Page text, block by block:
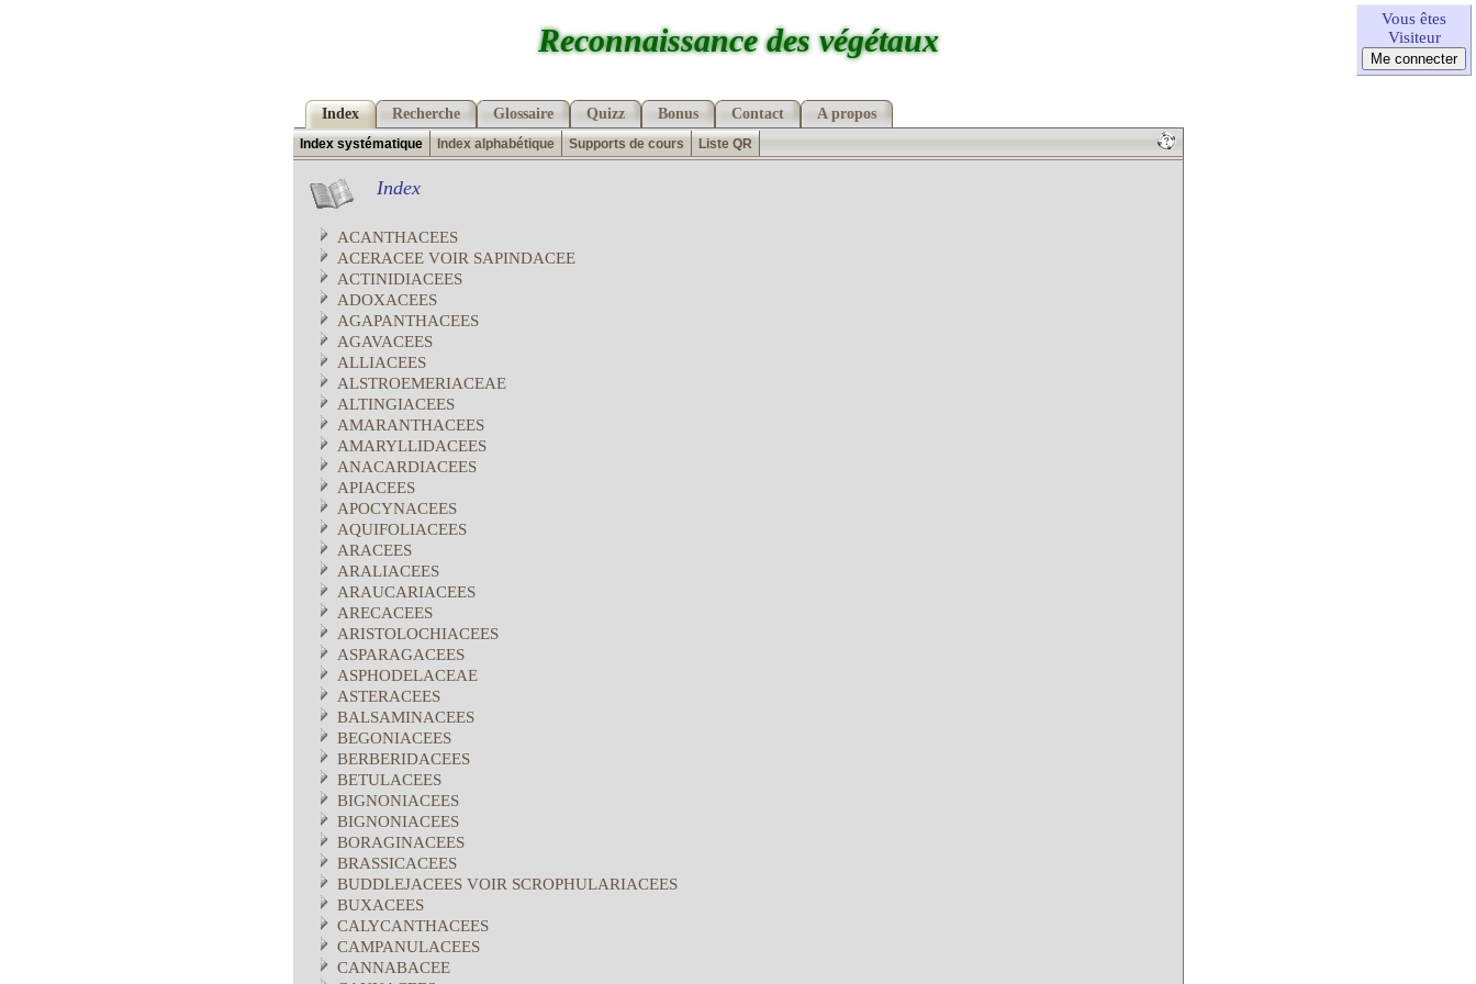
Vous êtes
Visiteur
Reconnaissance des végétaux
Index Recherche Glossaire Quizz Bonus Contact A propos
Index systématique Index alphabétique Supports de cours Liste QR
Index
ACANTHACEES
ACERACEE VOIR SAPINDACEE
ACTINIDIACEES
ADOXACEES
AGAPANTHACEES
AGAVACEES
ALLIACEES
ALSTROEMERIACEAE
ALTINGIACEES
AMARANTHACEES
AMARYLLIDACEES
ANACARDIACEES
APIACEES
APOCYNACEES
AQUIFOLIACEES
ARACEES
ARALIACEES
ARAUCARIACEES
ARECACEES
ARISTOLOCHIACEES
ASPARAGACEES
ASPHODELACEAE
ASTERACEES
BALSAMINACEES
BEGONIACEES
BERBERIDACEES
BETULACEES
BIGNONIACEES
BIGNONIACEES
BORAGINACEES
BRASSICACEES
BUDDLEJACEES VOIR SCROPHULARIACEES
BUXACEES
CALYCANTHACEES
CAMPANULACEES
CANNABACEE